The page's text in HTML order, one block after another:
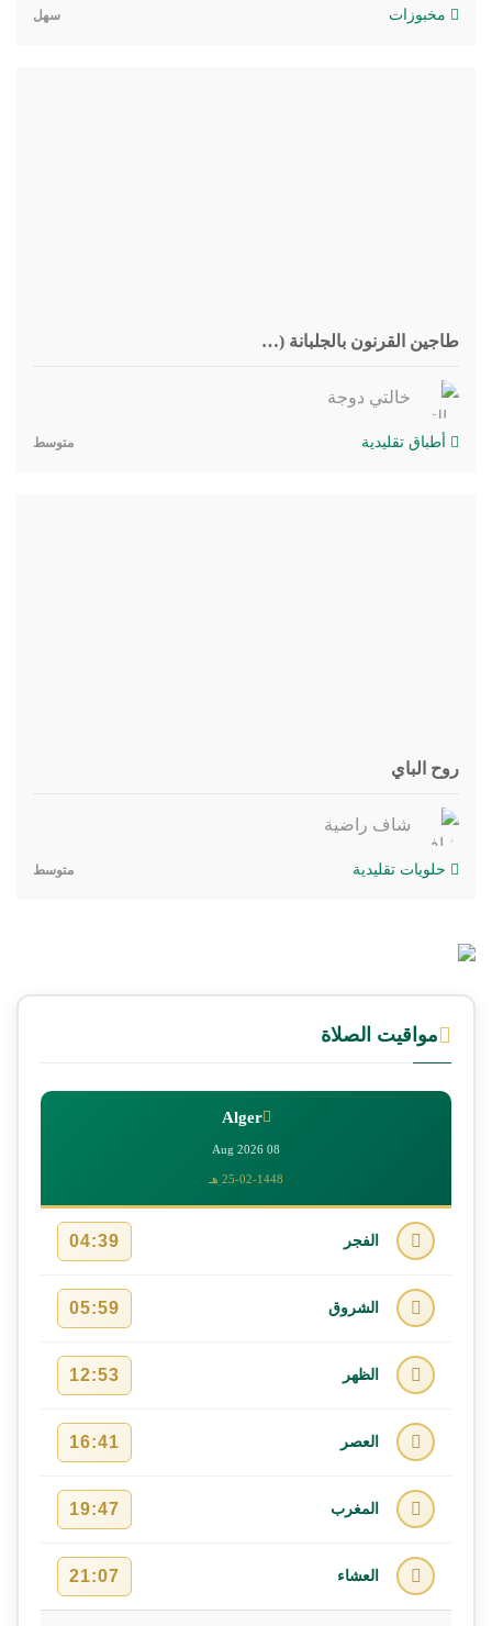
مخبوزات سهل
طاجين القرنون بالجلبانة (…
خالتي دوجة
أطباق تقليدية متوسط
روح الباي
شاف راضية
حلويات تقليدية متوسط
مواقيت الصلاة
Alger
08 Aug 2026
25-02-1448 هـ
الفجر 04:39
الشروق 05:59
الظهر 12:53
العصر 16:41
المغرب 19:47
العشاء 21:07